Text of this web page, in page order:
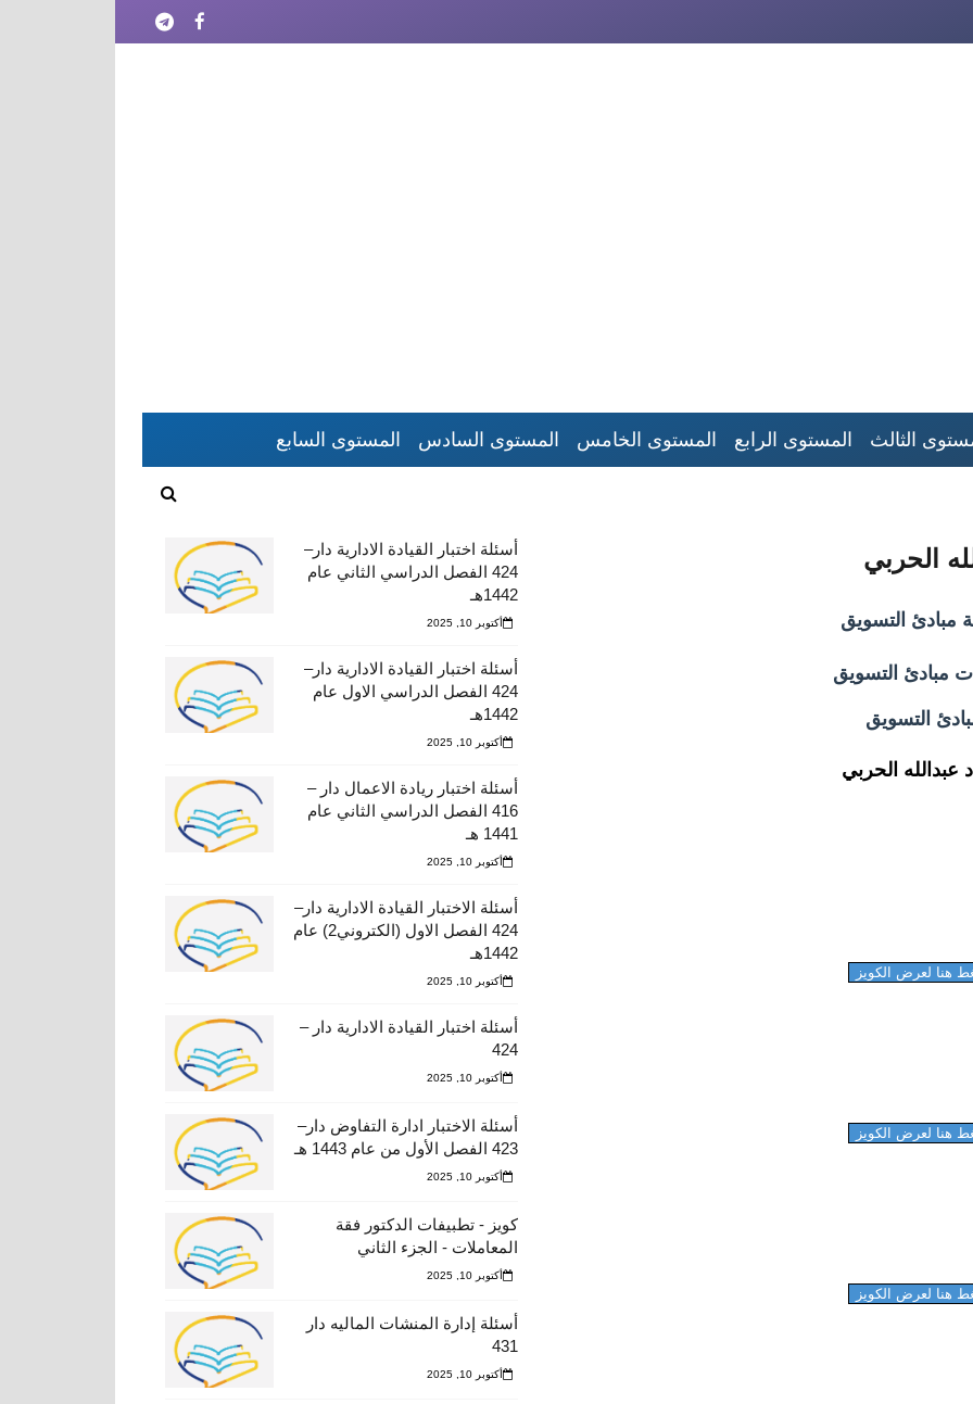
الثالث المستوى الرابع المستوى الخامس المستوى السادس المستوى السابع
الحربي
مبادئ التسويق
مبادئ التسويق
التسويق
عبدالله الحربي
هنا لعرض الكويز
هنا لعرض الكويز
هنا لعرض الكويز
أسئلة اختبار القيادة الادارية دار–
424 الفصل الدراسي الثاني عام
1442هـ
أكتوبر 10, 2025
أسئلة اختبار القيادة الادارية دار–
424 الفصل الدراسي الاول عام
1442هـ
أكتوبر 10, 2025
أسئلة اختبار ريادة الاعمال دار –
416 الفصل الدراسي الثاني عام
1441 هـ
أكتوبر 10, 2025
أسئلة الاختبار القيادة الادارية دار–
424 الفصل الاول (الكتروني2) عام
1442هـ
أكتوبر 10, 2025
أسئلة اختبار القيادة الادارية دار –
424
أكتوبر 10, 2025
أسئلة الاختبار ادارة التفاوض دار–
423 الفصل الأول من عام 1443 هـ
أكتوبر 10, 2025
كويز - تطبيفات الدكتور فقة
المعاملات - الجزء الثاني
أكتوبر 10, 2025
أسئلة إدارة المنشات الماليه دار
431
أكتوبر 10, 2025